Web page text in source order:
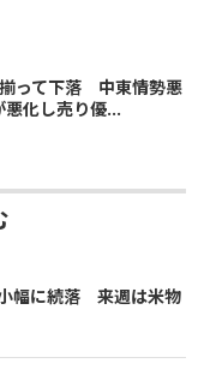
揃って下落 中東情勢悪
化し売り優...
幅に続落 来週は米物